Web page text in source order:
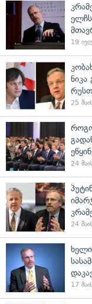
19
ნიკა
25
24
24
17